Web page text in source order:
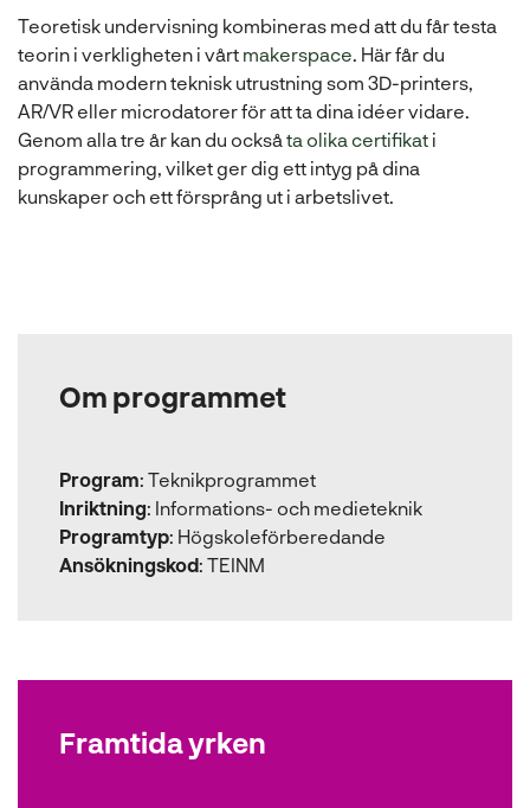
Teoretisk undervisning kombineras med att du får testa
teorin i verkligheten i vårt makerspace. Här får du
använda modern teknisk utrustning som 3D-printers,
AR/VR eller microdatorer för att ta dina idéer vidare.
Genom alla tre år kan du också ta olika certifikat i
programmering, vilket ger dig ett intyg på dina
kunskaper och ett försprång ut i arbetslivet.
Om programmet
Program: Teknikprogrammet
Inriktning: Informations- och medieteknik
Programtyp: Högskoleförberedande
Ansökningskod: TEINM
Framtida yrken